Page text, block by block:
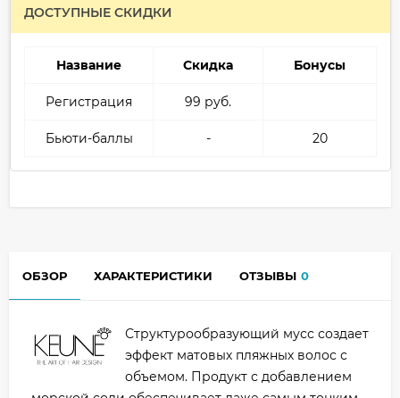
ДОСТУПНЫЕ СКИДКИ
Название Скидка Бонусы
Регистрация 99 руб.
Бьюти-баллы - 20
ОБЗОР ХАРАКТЕРИСТИКИ ОТЗЫВЫ 0
Структурообразующий мусс создает
эффект матовых пляжных волос с
объемом. Продукт с добавлением